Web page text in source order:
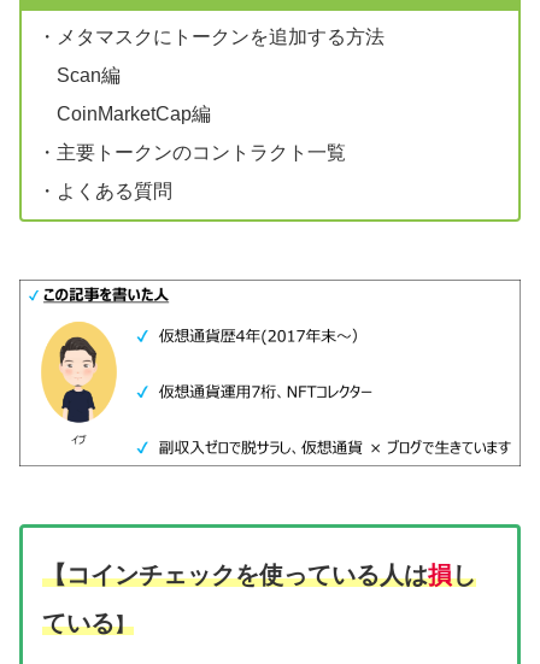
・メタマスクにトークンを追加する方法
Scan編
CoinMarketCap編
・主要トークンのコントラクト一覧
・よくある質問
【コインチェックを使っている人は損し
ている】